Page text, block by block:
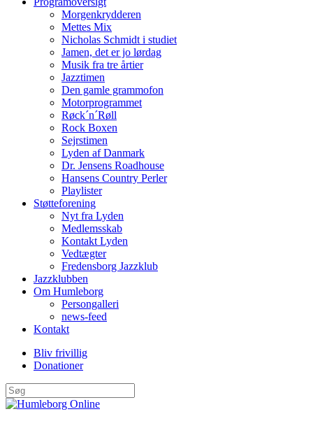
Morgenkrydderen
Mettes Mix
Nicholas Schmidt i studiet
Jamen, det er jo lørdag
Musik fra tre årtier
Jazztimen
Den gamle grammofon
Motorprogrammet
Røck´n´Røll
Rock Boxen
Sejrstimen
Lyden af Danmark
Dr. Jensens Roadhouse
Hansens Country Perler
Playlister
Støtteforening
Nyt fra Lyden
Medlemsskab
Kontakt Lyden
Vedtægter
Fredensborg Jazzklub
Jazzklubben
Om Humleborg
Persongalleri
news-feed
Kontakt
Bliv frivillig
Donationer